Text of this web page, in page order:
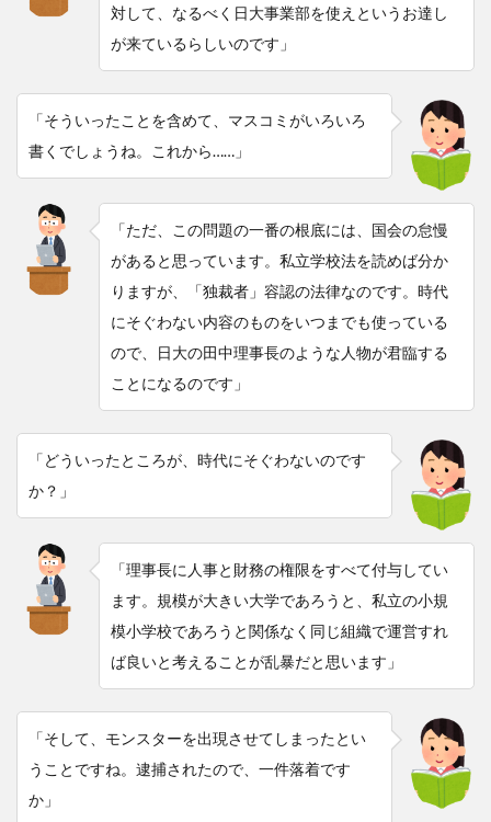
対して、なるべく日大事業部を使えというお達し
が来ているらしいのです」
「そういったことを含めて、マスコミがいろいろ
書くでしょうね。これから……」
「ただ、この問題の一番の根底には、国会の怠慢
があると思っています。私立学校法を読めば分か
りますが、「独裁者」容認の法律なのです。時代
にそぐわない内容のものをいつまでも使っている
ので、日大の田中理事長のような人物が君臨する
ことになるのです」
「どういったところが、時代にそぐわないのです
か？」
「理事長に人事と財務の権限をすべて付与してい
ます。規模が大きい大学であろうと、私立の小規
模小学校であろうと関係なく同じ組織で運営すれ
ば良いと考えることが乱暴だと思います」
「そして、モンスターを出現させてしまったとい
うことですね。逮捕されたので、一件落着です
か」